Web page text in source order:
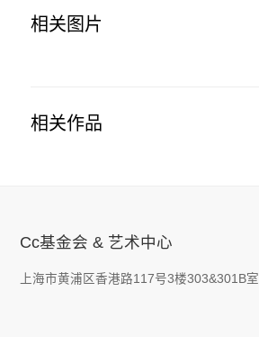
相关图片
相关作品
Cc基金会 & 艺术中心
上海市黄浦区香港路117号3楼303&301B室